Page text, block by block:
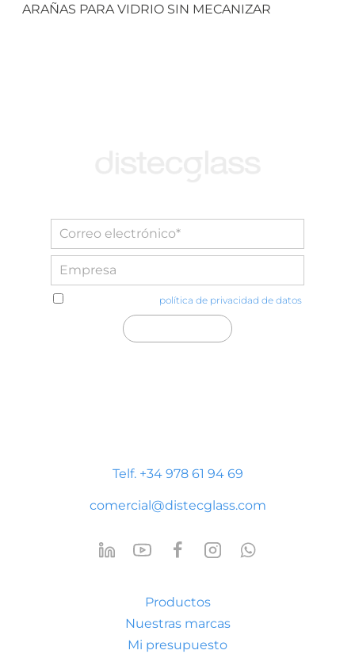
ARAÑAS PARA VIDRIO SIN MECANIZAR
política de privacidad de datos
Telf. +34 978 61 94 69
comercial@distecglass.com
Productos
Nuestras marcas
Mi presupuesto